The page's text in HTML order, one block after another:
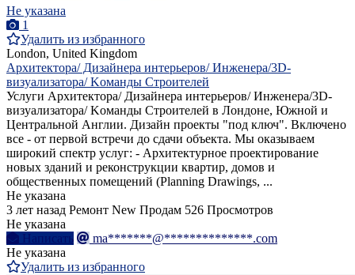
Не указана
1
Удалить из избранного
London, United Kingdom
Aрхитектора/ Дизайнера интерьеров/ Инженера/3D-
визуализатора/ Kоманды Строителей
Услуги Aрхитектора/ Дизайнера интерьеров/ Инженера/3D-
визуализатора/ Kоманды Строителей в Лондоне, Южной и
Центральной Англии. Дизайн проекты "под ключ". Включено
все - от первой встречи до сдачи объекта. Мы оказываем
широкий спектр услуг: - Архитектурное проектирование
новых зданий и реконструкции квартир, домов и
общественных помещений (Planning Drawings, ...
Не указана
3 лет назад Ремонт New Продам 526 Просмотров
Не указана
Написать
ma*******@**************.com
Не указана
Удалить из избранного